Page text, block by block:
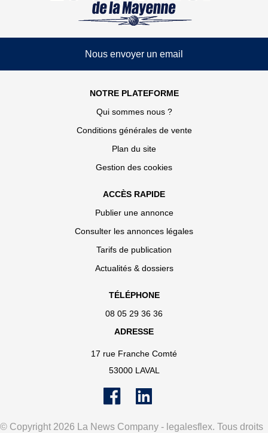
Nous envoyer un email
NOTRE PLATEFORME
Qui sommes nous ?
Conditions générales de vente
Plan du site
Gestion des cookies
ACCÈS RAPIDE
Publier une annonce
Consulter les annonces légales
Tarifs de publication
Actualités & dossiers
TÉLÉPHONE
08 05 29 36 36
ADRESSE
17 rue Franche Comté
53000 LAVAL
© Copyright 2026 La News Company - legalesflex. Tous droits